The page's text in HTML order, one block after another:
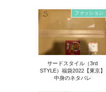
ファッション
サードスタイル（3rd
STYLE）福袋2022【東京】
中身のネタバレ